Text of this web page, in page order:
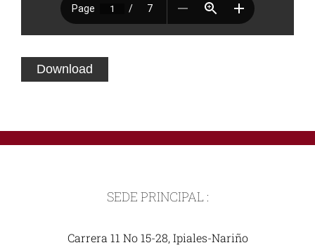
Download
SEDE PRINCIPAL :
Carrera 11 No 15-28, Ipiales-Nariño